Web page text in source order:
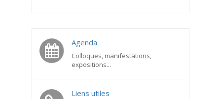
Agenda
Colloques, manifestations,
expositions...
Liens utiles